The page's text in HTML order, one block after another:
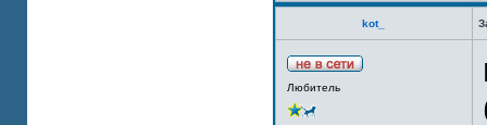
kot_
Любитель